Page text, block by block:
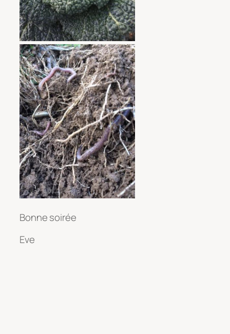
Bonne soirée
Eve